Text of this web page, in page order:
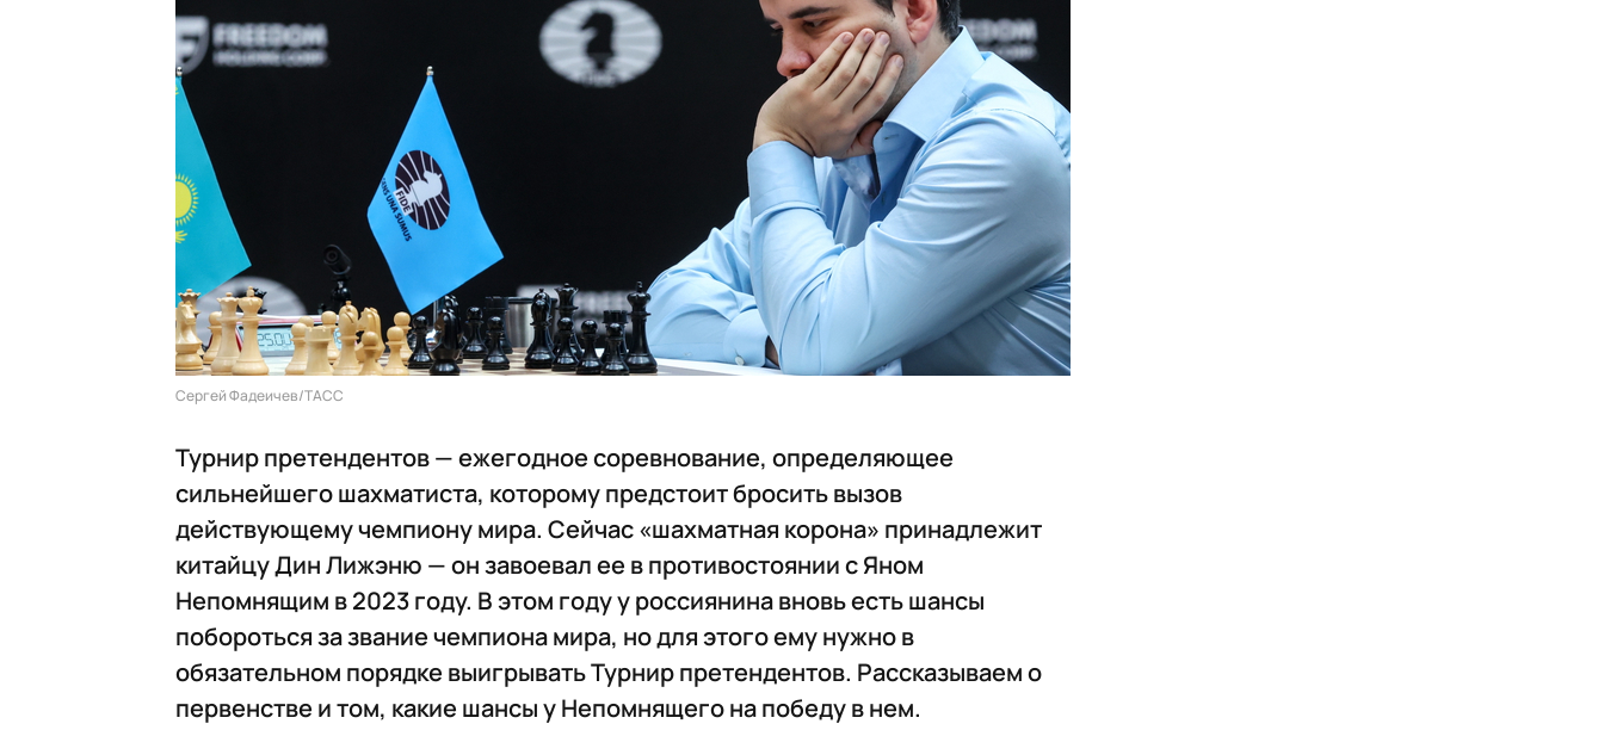
Сергей Фадеичев/ТАСС
Турнир претендентов — ежегодное соревнование, определяющее
сильнейшего шахматиста, которому предстоит бросить вызов
действующему чемпиону мира. Сейчас «шахматная корона» принадлежит
китайцу Дин Лижэню — он завоевал ее в противостоянии с Яном
Непомнящим в 2023 году. В этом году у россиянина вновь есть шансы
побороться за звание чемпиона мира, но для этого ему нужно в
обязательном порядке выигрывать Турнир претендентов. Рассказываем о
первенстве и том, какие шансы у Непомнящего на победу в нем.